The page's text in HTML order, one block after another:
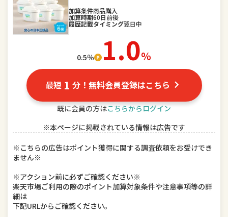
スポーツ・アウトドア
TV・オーディオ・カメラ
スマートフォン・タブレット 食品
スイーツ・お菓子 水・ソフトドリンク
ビール・洋酒 日本酒・焼酎
インテリア・寝具・収納 日用品雑貨・文房具・手芸
キッチン用品・食器・調理器具 本・雑誌・コミック
テレビゲーム ホビー
楽器・音響機器
加算条件商品購入
加算時期60日前後
履歴記載タイミング翌日中
0.5％ 1.0％
最短 1 分！無料会員登録はこちら
既に会員の方はこちらからログイン
※本ページに掲載されている情報は広告です
※こちらの広告はポイント獲得に関する調査依頼をお受けでき
ません※
※アクション前に必ずご確認ください※
楽天市場ご利用の際のポイント加算対象条件や注意事項等の詳
細は
下記URLからご確認ください。